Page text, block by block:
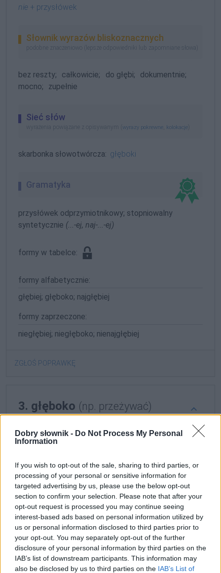
Dobry słownik - Do Not Process My Personal
Information
If you wish to opt-out of the sale, sharing to third parties, or
processing of your personal or sensitive information for
targeted advertising by us, please use the below opt-out
section to confirm your selection. Please note that after your
opt-out request is processed you may continue seeing
interest-based ads based on personal information utilized by
us or personal information disclosed to third parties prior to
your opt-out. You may separately opt-out of the further
disclosure of your personal information by third parties on the
IAB’s list of downstream participants. This information may
also be disclosed by us to third parties on the IAB’s List of
nie + przysłówek
Słownik wyrazów bliskoznacznych
podobne znaczeniowo (lepsze odpowiedniki lub zapomniane słowa)
bez reszty; całkowicie; do głębi;
dokumentnie;
mocno;
zupełnie
Sieć słów
wyrażenia powiązane z opisywanym ( wyrazy pokrewne kolokacje
skarbonka słowotwórcza: głęboki
Gramatyka
przysłówek odprzymiotnikowy; stopniowalny
syntetycznie (...-ej, naj-...-ej)
formy w tabelce:
formy alfabetycznie:
głębiej; głęboko; najgłębiej
formy zaprzeczone:
niegłębiej; niegłęboko; nienajgłębiej
ZGŁOŚ POPRAWKĘ
3. głęboko (np. przeżywać)
Reguły
Pisownia niew stopniowaniu zgodnie ze zmianami
ortograficznymi wprowadzonymi przez RJP od 2026
roku 368. pisownia razem, osobno, z łącznikiem (IV):
nie+ przysłówek
Słownik wyrazów bliskoznacznych
podobne znaczeniowo (lepsze odpowiedniki lub zapomniane słowa)